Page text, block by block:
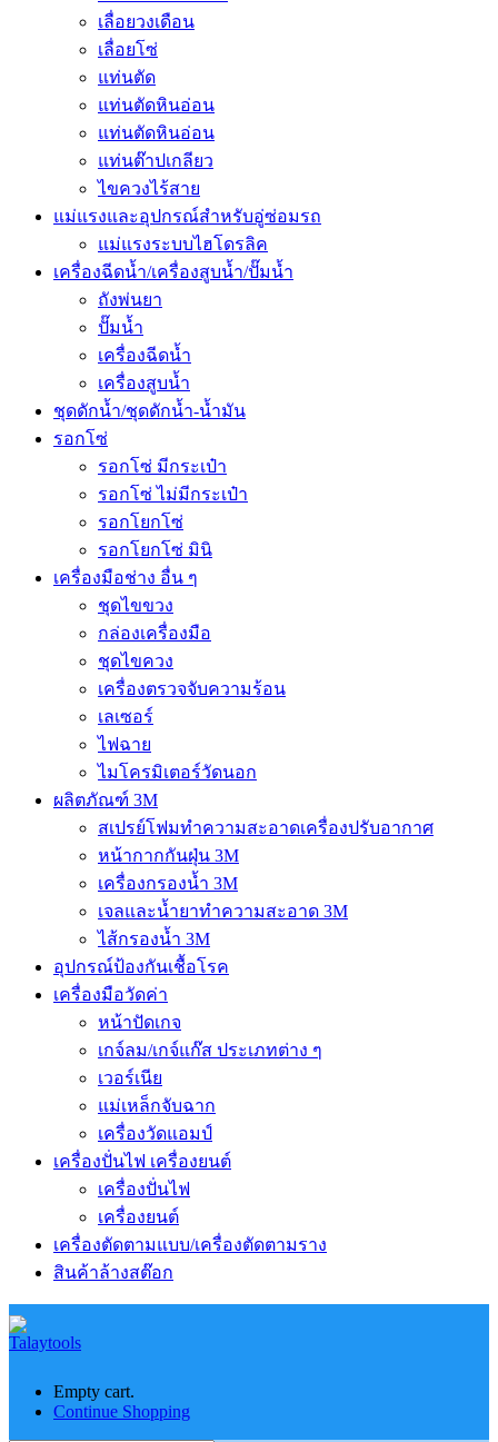
เลื่อยวงเดือน
เลื่อยโซ่
แท่นตัด
แท่นตัดหินอ่อน
แท่นตัดหินอ่อน
แท่นต๊าปเกลียว
ไขควงไร้สาย
แม่แรงและอุปกรณ์สำหรับอู่ซ่อมรถ
แม่แรงระบบไฮโดรลิค
เครื่องฉีดน้ำ/เครื่องสูบน้ำ/ปั๊มน้ำ
ถังพ่นยา
ปั๊มน้ำ
เครื่องฉีดน้ำ
เครื่องสูบน้ำ
ชุดดักน้ำ/ชุดดักน้ำ-น้ำมัน
รอกโซ่
รอกโซ่ มีกระเป๋า
รอกโซ่ ไม่มีกระเป๋า
รอกโยกโซ่
รอกโยกโซ่ มินิ
เครื่องมือช่าง อื่น ๆ
ชุดไขขวง
กล่องเครื่องมือ
ชุดไขควง
เครื่องตรวจจับความร้อน
เลเซอร์
ไฟฉาย
ไมโครมิเตอร์วัดนอก
ผลิตภัณฑ์ 3M
สเปรย์โฟมทำความสะอาดเครื่องปรับอากาศ
หน้ากากกันฝุ่น 3M
เครื่องกรองน้ำ 3M
เจลและน้ำยาทำความสะอาด 3M
ไส้กรองน้ำ 3M
อุปกรณ์ป้องกันเชื้อโรค
เครื่องมือวัดค่า
หน้าปัดเกจ
เกจ์ลม/เกจ์แก๊ส ประเภทต่าง ๆ
เวอร์เนีย
แม่เหล็กจับฉาก
เครื่องวัดแอมป์
เครื่องปั่นไฟ เครื่องยนต์
เครื่องปั่นไฟ
เครื่องยนต์
เครื่องตัดตามแบบ/เครื่องตัดตามราง
สินค้าล้างสต๊อก
Empty cart.
Continue Shopping